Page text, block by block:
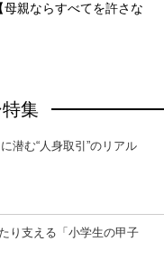
親ならすべてを許さな
集
潜む“人身取引”のリアル
り支える「小学生の甲子